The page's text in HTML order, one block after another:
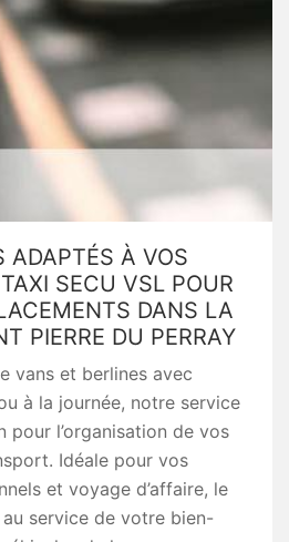
ADAPTÉS À VOS
SECU VSL POUR
DANS LA
PIERRE DU PERRAY
vans et berlines avec
à la journée, notre service
pour l’organisation de vos
Idéale pour vos
et voyage d’affaire, le
service de votre bien-